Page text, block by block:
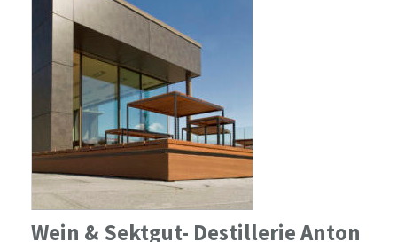
Wein & Sektgut- Destillerie Anton